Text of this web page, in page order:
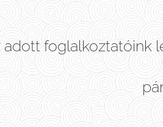
adott foglalkoztatóink